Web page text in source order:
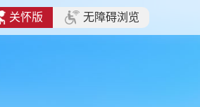
关怀版 无障碍浏览